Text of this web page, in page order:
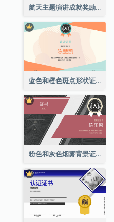
航天主题演讲成就奖励证书
蓝色和橙色斑点形状证书
粉色和灰色烟雾背景证书